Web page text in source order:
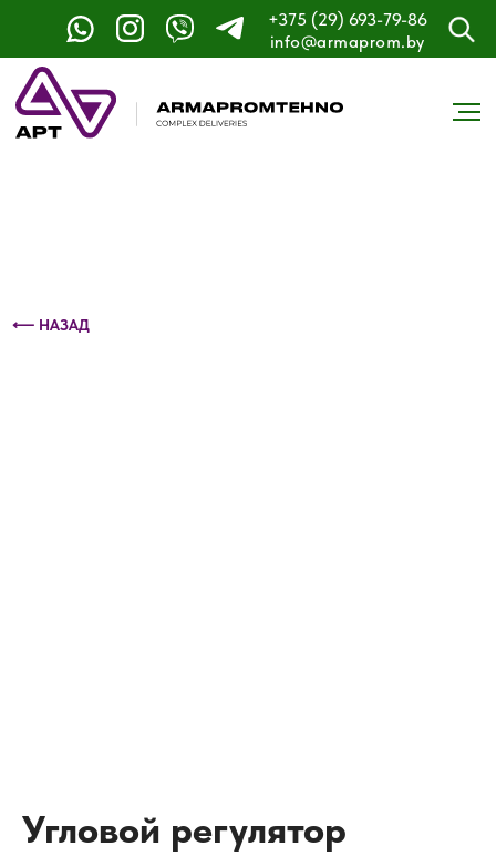
+375 (29) 693-79-86
info@armaprom.by
Контактный телефон: +375 (29) 693-79-86
⟵ НАЗАД
Угловой регулятор